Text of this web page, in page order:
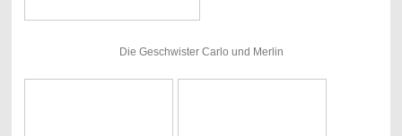
Die Geschwister Carlo und Merlin